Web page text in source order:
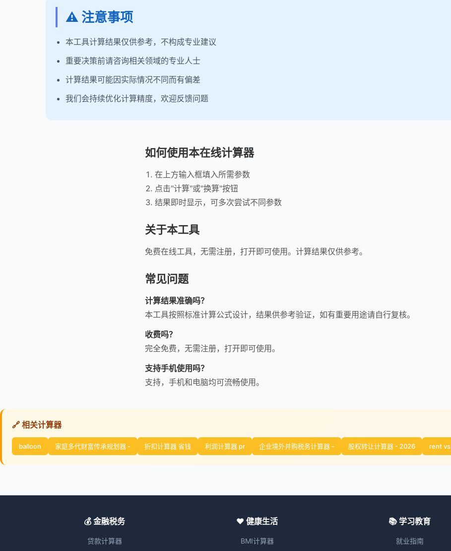
⚠️ 注意事项
本工具计算结果仅供参考，不构成专业建议
重要决策前请咨询相关领域的专业人士
计算结果可能因实际情况不同而有偏差
我们会持续优化计算精度，欢迎反馈问题
如何使用本在线计算器
在上方输入框填入所需参数
点击"计算"或"换算"按钮
结果即时显示，可多次尝试不同参数
关于本工具
免费在线工具，无需注册，打开即可使用。计算结果仅供参考。
常见问题
计算结果准确吗？
本工具按照标准计算公式设计，结果供参考验证，如有重要用途请自行复核。
收费吗？
完全免费，无需注册，打开即可使用。
支持手机使用吗？
支持，手机和电脑均可流畅使用。
🔗 相关计算器
balloon 家庭多代财富传承规划器 - 折扣计算器 省钱 利润计算器 pr 企业境外并购税务计算器 - 股权转让计算器 - 2026 rent vs
💰 金融税务
贷款计算器
❤️ 健康生活
BMI计算器
📚 学习教育
就业指南